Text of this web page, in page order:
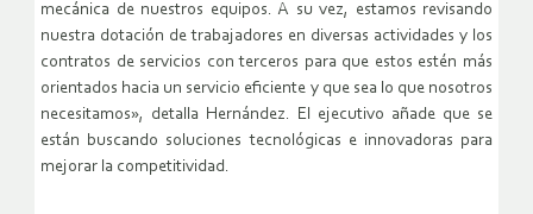
mecánica de nuestros equipos. A su vez, estamos revisando
nuestra dotación de trabajadores en diversas actividades y los
contratos de servicios con terceros para que estos estén más
orientados hacia un servicio eficiente y que sea lo que nosotros
necesitamos», detalla Hernández. El ejecutivo añade que se
están buscando soluciones tecnológicas e innovadoras para
mejorar la competitividad.